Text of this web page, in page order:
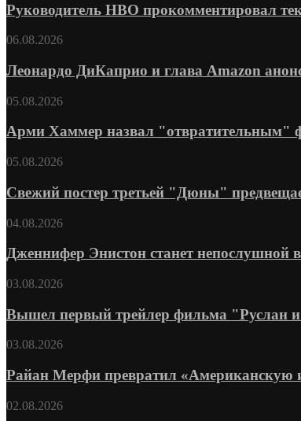
Руководитель HBO прокомментировал
06.08.2026
Леонардо ДиКаприо и глава Amazon
05.08.2026
Арми Хаммер назвал "отвратительным"
05.08.2026
Свежий постер третьей "Дюны"
04.08.2026
Дженнифер Энистон станет непослушной
03.08.2026
Вышел первый трейлер фильма "Руслан
03.08.2026
Райан Мерфи превратил «Американскую
02.08.2026